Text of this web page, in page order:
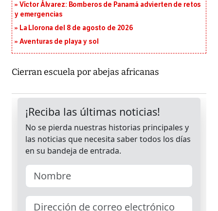
Víctor Álvarez: Bomberos de Panamá advierten de retos
y emergencias
La Llorona del 8 de agosto de 2026
Aventuras de playa y sol
Cierran escuela por abejas africanas